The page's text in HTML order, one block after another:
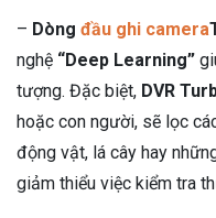
– Dòng đầu ghi camera
nghệ “Deep Learning”
tượng. Đặc biệt, DVR
hoặc con người, sẽ lọc
động vật, lá cây hay
giảm thiểu việc kiểm tra